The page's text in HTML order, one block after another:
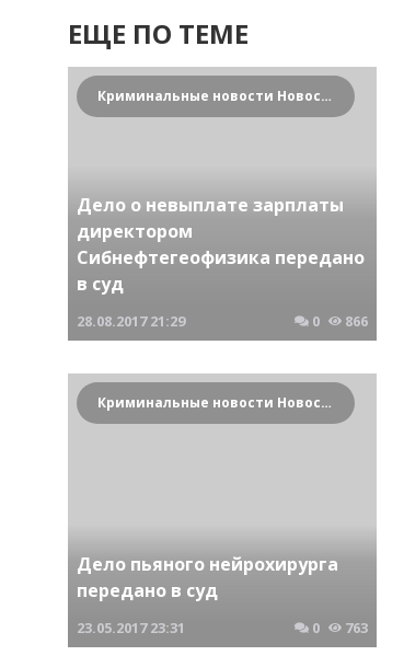
ЕЩЕ ПО ТЕМЕ
Криминальные новости Новосибирска и Сибирского региона
Дело о невыплате зарплаты
директором
Сибнефтегеофизика передано
в суд
28.08.2017 21:29 0 866
Криминальные новости Новосибирска и Сибирского региона
Дело пьяного нейрохирурга
передано в суд
23.05.2017 23:31 0 763